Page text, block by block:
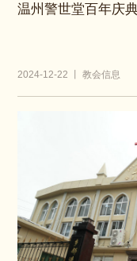
温州警世堂百年庆
2024-12-22 丨 教会信息